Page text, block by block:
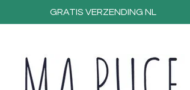
GRATIS VERZENDING NL